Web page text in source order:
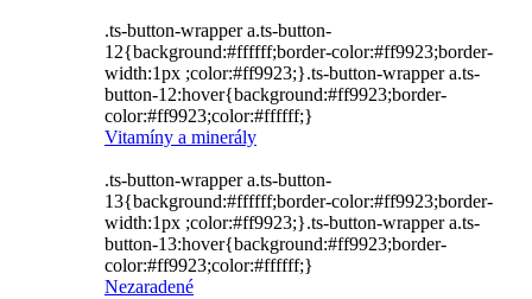
.ts-button-wrapper a.ts-button-
12{background:#ffffff;border-color:#ff9923;border-
width:1px ;color:#ff9923;}.ts-button-wrapper a.ts-
button-12:hover{background:#ff9923;border-
color:#ff9923;color:#ffffff;}
Vitamíny a minerály
.ts-button-wrapper a.ts-button-
13{background:#ffffff;border-color:#ff9923;border-
width:1px ;color:#ff9923;}.ts-button-wrapper a.ts-
button-13:hover{background:#ff9923;border-
color:#ff9923;color:#ffffff;}
Nezaradené